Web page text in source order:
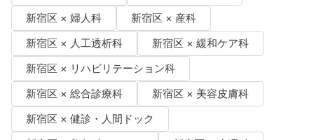
新宿区 × 婦人科
新宿区 × 産科
新宿区 × 人工透析科
新宿区 × 緩和ケア科
新宿区 × リハビリテーション科
新宿区 × 総合診療科
新宿区 × 美容皮膚科
新宿区 × 健診・人間ドック